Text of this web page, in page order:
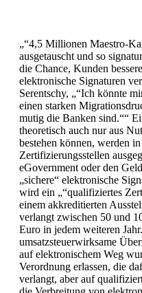
„“4,5 Millionen Maestro-
ausgetauscht und so
die Chance, Kunden
elektronische Signaturen
Serentschy, „“Ich könnte
einen starken
mutig die Banken sind.““
theoretisch auch nur aus
bestehen können, werden
Zertifizierungsstellen
eGovernment oder den
„sichere“ elektronische
wird ein „“qualifiziertes
einem akkreditierten
verlangt zwischen 50 und
Euro in jedem weiteren
umsatzsteuerwirksame
auf elektronischem Weg
Verordnung erlassen, die
verlangt, aber auf